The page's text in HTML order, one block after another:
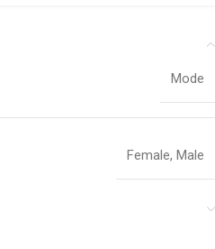
Mode
Female, Male